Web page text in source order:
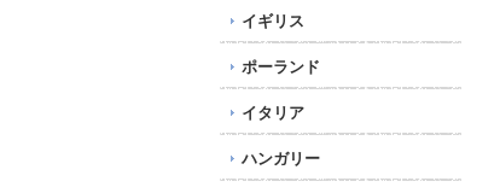
イギリス
ポーランド
イタリア
ハンガリー